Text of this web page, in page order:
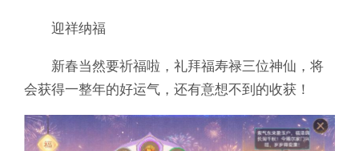
迎祥纳福
新春当然要祈福啦，礼拜福寿禄三位神仙，将
会获得一整年的好运气，还有意想不到的收获！